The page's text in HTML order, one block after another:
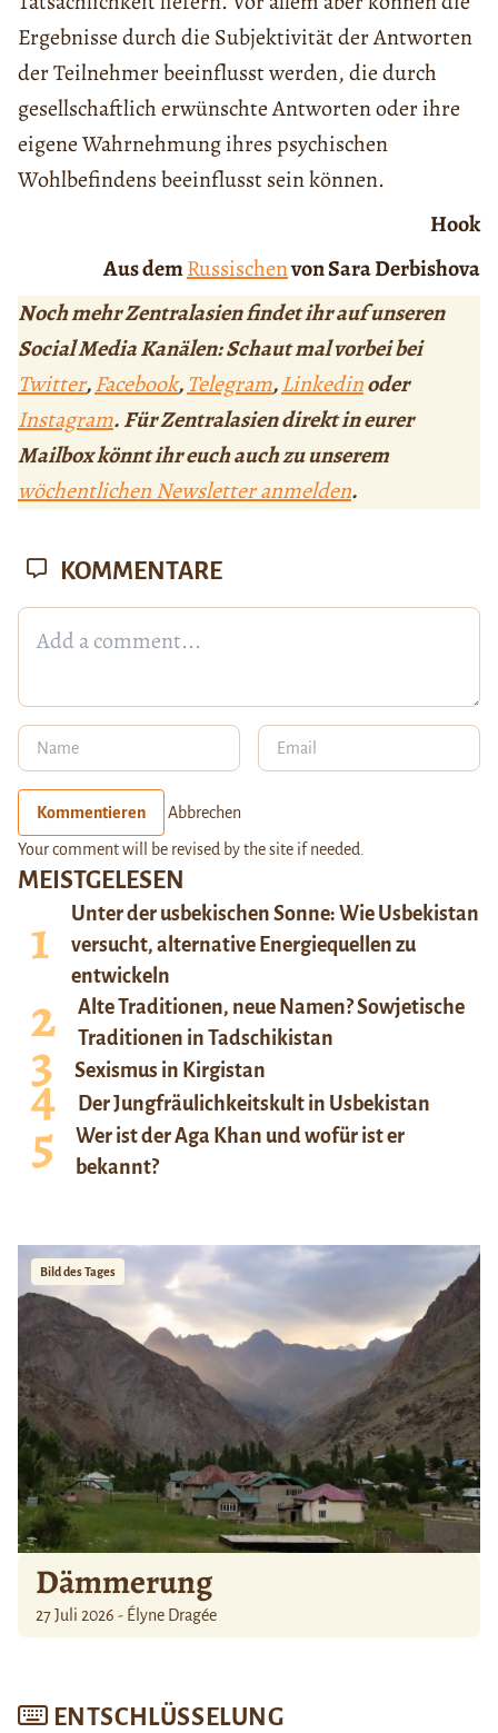
Ergebnisse durch die Subjektivität der Antworten
der Teilnehmer beeinflusst werden, die durch
gesellschaftlich erwünschte Antworten oder ihre
eigene Wahrnehmung ihres psychischen
Wohlbefindens beeinflusst sein können.
Hook
Aus demRussischenvon Sara Derbishova
Noch mehr Zentralasien findet ihr auf unseren
Social Media Kanälen: Schaut mal vorbei bei
Twitter,Facebook,Telegram,Linkedinoder
Instagram. Für Zentralasien direkt in eurer
Mailbox könnt ihr euch auch zu unserem
wöchentlichen Newsletter anmelden.
MEISTGELESEN
Unter der usbekischen Sonne: Wie Usbekistan
versucht, alternative Energiequellen zu
entwickeln
Alte Traditionen, neue Namen? Sowjetische
Traditionen in Tadschikistan
Sexismus in Kirgistan
Der Jungfräulichkeitskult in Usbekistan
Wer ist der Aga Khan und wofür ist er
bekannt?
Bild des Tages
Dämmerung
27 Juli 2026 - Élyne Dragée
ENTSCHLÜSSELUNG
KOMMENTARE
Kommentieren Abbrechen
Your comment will be revised by the site if needed.